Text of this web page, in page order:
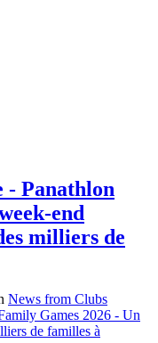
- Panathlon
milliers de
News from Clubs